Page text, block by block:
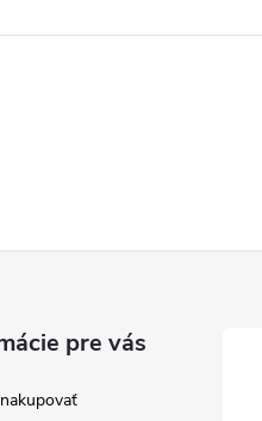
pre vás